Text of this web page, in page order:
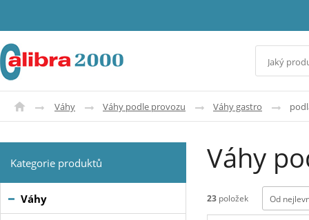
Váhy Váhy podle provozu Váhy gastro
Váhy
23 položek Od
Kategorie produktů
Váhy